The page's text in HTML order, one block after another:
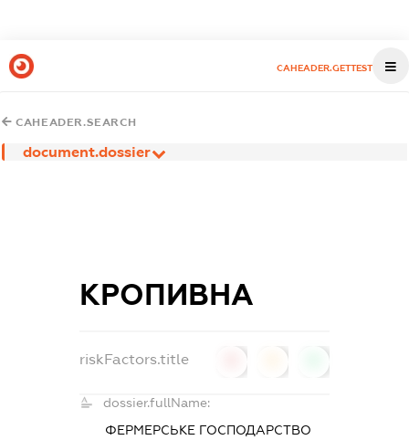
CAHEADER.GETTEST
CAHEADER.SEARCH
document.dossier
КРОПИВНА
riskFactors.title
dossier.fullName:
ФЕРМЕРСЬКЕ ГОСПОДАРСТВО